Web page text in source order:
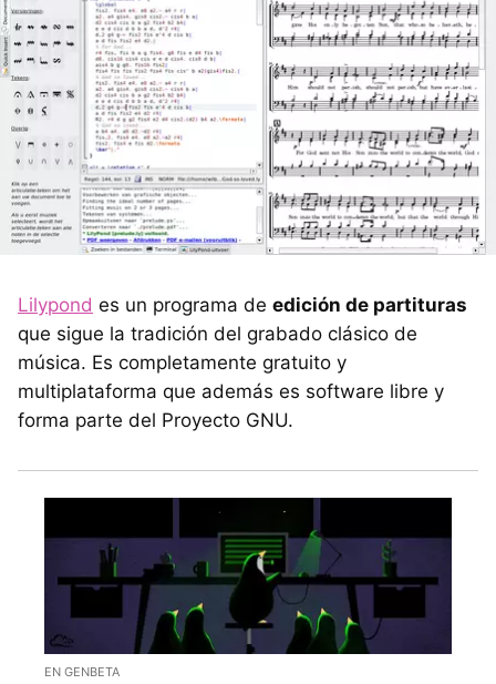
Lilypond es un programa de edición de partituras
que sigue la tradición del grabado clásico de
música. Es completamente gratuito y
multiplataforma que además es software libre y
forma parte del Proyecto GNU.
EN GENBETA